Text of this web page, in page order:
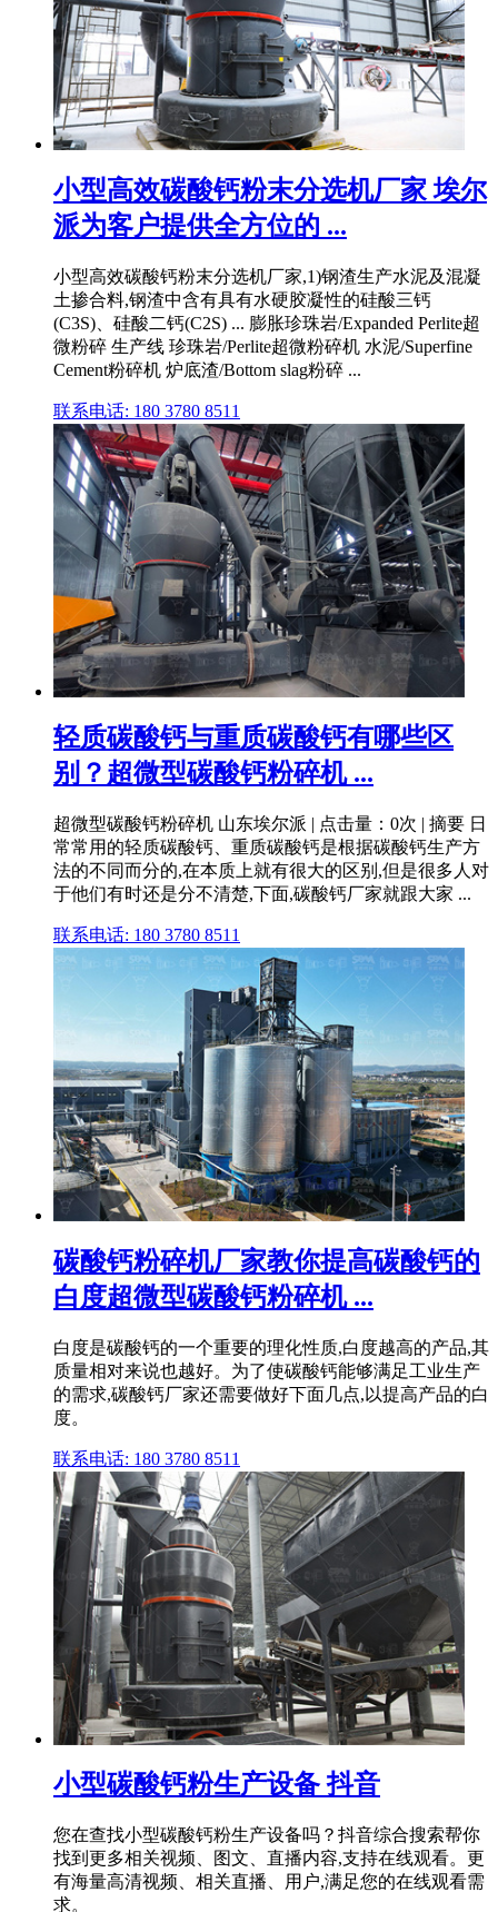
小型高效碳酸钙粉末分选机厂家 埃尔
派为客户提供全方位的 ...
小型高效碳酸钙粉末分选机厂家,1)钢渣生产水泥及混凝
土掺合料,钢渣中含有具有水硬胶凝性的硅酸三钙
(C3S)、硅酸二钙(C2S) ... 膨胀珍珠岩/Expanded Perlite超
微粉碎 生产线 珍珠岩/Perlite超微粉碎机 水泥/Superfine
Cement粉碎机 炉底渣/Bottom slag粉碎 ...
联系电话: 180 3780 8511
轻质碳酸钙与重质碳酸钙有哪些区
别？超微型碳酸钙粉碎机 ...
超微型碳酸钙粉碎机 山东埃尔派 | 点击量：0次 | 摘要 日
常常用的轻质碳酸钙、重质碳酸钙是根据碳酸钙生产方
法的不同而分的,在本质上就有很大的区别,但是很多人对
于他们有时还是分不清楚,下面,碳酸钙厂家就跟大家 ...
联系电话: 180 3780 8511
碳酸钙粉碎机厂家教你提高碳酸钙的
白度超微型碳酸钙粉碎机 ...
白度是碳酸钙的一个重要的理化性质,白度越高的产品,其
质量相对来说也越好。为了使碳酸钙能够满足工业生产
的需求,碳酸钙厂家还需要做好下面几点,以提高产品的白
度。
联系电话: 180 3780 8511
小型碳酸钙粉生产设备 抖音
您在查找小型碳酸钙粉生产设备吗？抖音综合搜索帮你
找到更多相关视频、图文、直播内容,支持在线观看。更
有海量高清视频、相关直播、用户,满足您的在线观看需
求。